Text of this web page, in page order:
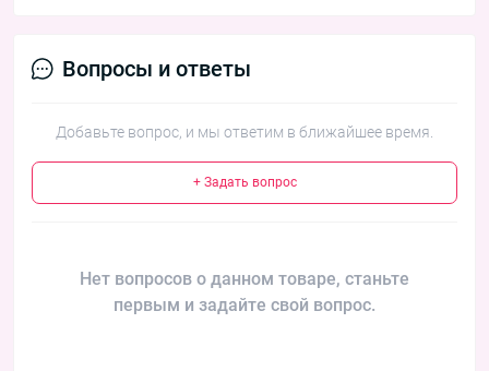
Вопросы и ответы
Добавьте вопрос, и мы ответим в ближайшее время.
+ Задать вопрос
Нет вопросов о данном товаре, станьте
первым и задайте свой вопрос.